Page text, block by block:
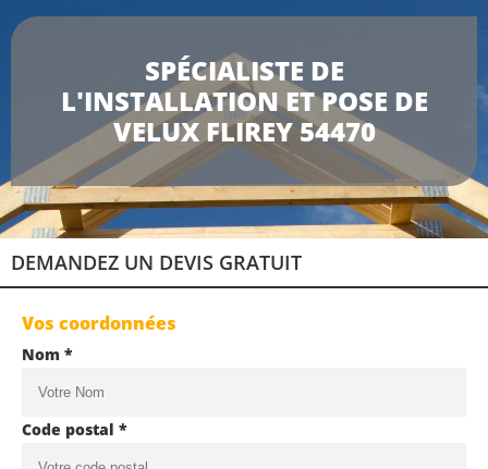
SPÉCIALISTE DE
L'INSTALLATION ET POSE DE
VELUX FLIREY 54470
DEMANDEZ UN DEVIS GRATUIT
Vos coordonnées
Nom *
Code postal *